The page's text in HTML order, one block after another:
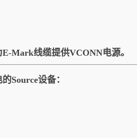
Mark线缆提供VCONN电源。
Source设备：